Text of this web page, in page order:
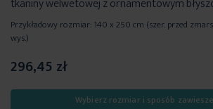
Przykładowy rozmiar: 140 x 250 cm (szer. przed
wys.)
296,45 zł
Wybierz rozmiar i sposób